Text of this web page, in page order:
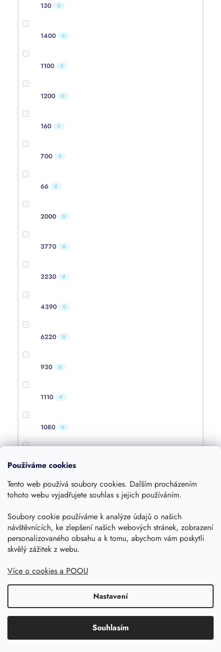
Používáme cookies
Tento web používá soubory cookies. Dalším procházením
tohoto webu vyjadřujete souhlas s jejich používáním.
Soubory cookie používáme k analýze údajů o našich
návštěvnících, ke zlepšení našich webových stránek, zobrazení
personalizovaného obsahu a k tomu, abychom vám poskytli
skvělý zážitek z webu.
Více o cookies a POOU
Nastavení
Souhlasím
130 0
1400 0
1100 0
1200 0
160 0
700 0
66 0
2000 0
3770 0
3230 0
4390 0
6220 0
930 0
1110 0
1080 0
4000 0
1600 0
360 0
420
1250 0
1055